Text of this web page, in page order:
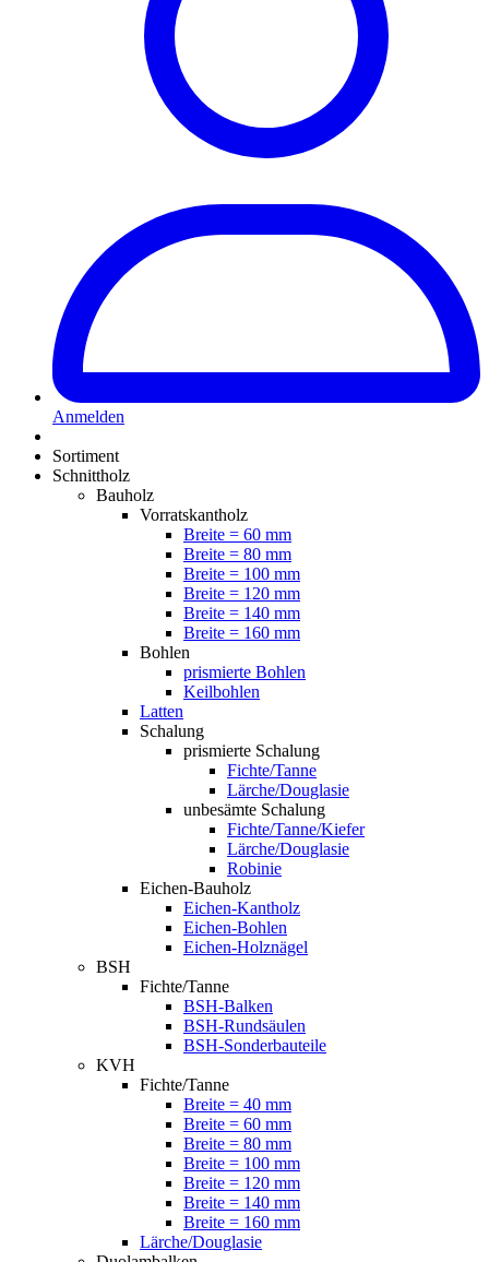
Anmelden
Sortiment
Schnittholz
Bauholz
Vorratskantholz
Breite = 60 mm
Breite = 80 mm
Breite = 100 mm
Breite = 120 mm
Breite = 140 mm
Breite = 160 mm
Bohlen
prismierte Bohlen
Keilbohlen
Latten
Schalung
prismierte Schalung
Fichte/Tanne
Lärche/Douglasie
unbesämte Schalung
Fichte/Tanne/Kiefer
Lärche/Douglasie
Robinie
Eichen-Bauholz
Eichen-Kantholz
Eichen-Bohlen
Eichen-Holznägel
BSH
Fichte/Tanne
BSH-Balken
BSH-Rundsäulen
BSH-Sonderbauteile
KVH
Fichte/Tanne
Breite = 40 mm
Breite = 60 mm
Breite = 80 mm
Breite = 100 mm
Breite = 120 mm
Breite = 140 mm
Breite = 160 mm
Lärche/Douglasie